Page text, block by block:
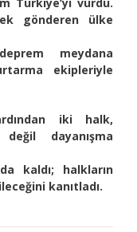
gönderen ülke
meydana
ekipleriyle
iki halk,
dayanışma
kaldı; halkların
kanıtladı.